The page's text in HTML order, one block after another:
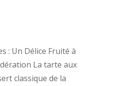
: Un Délice Fruité à
La tarte aux
classique de la